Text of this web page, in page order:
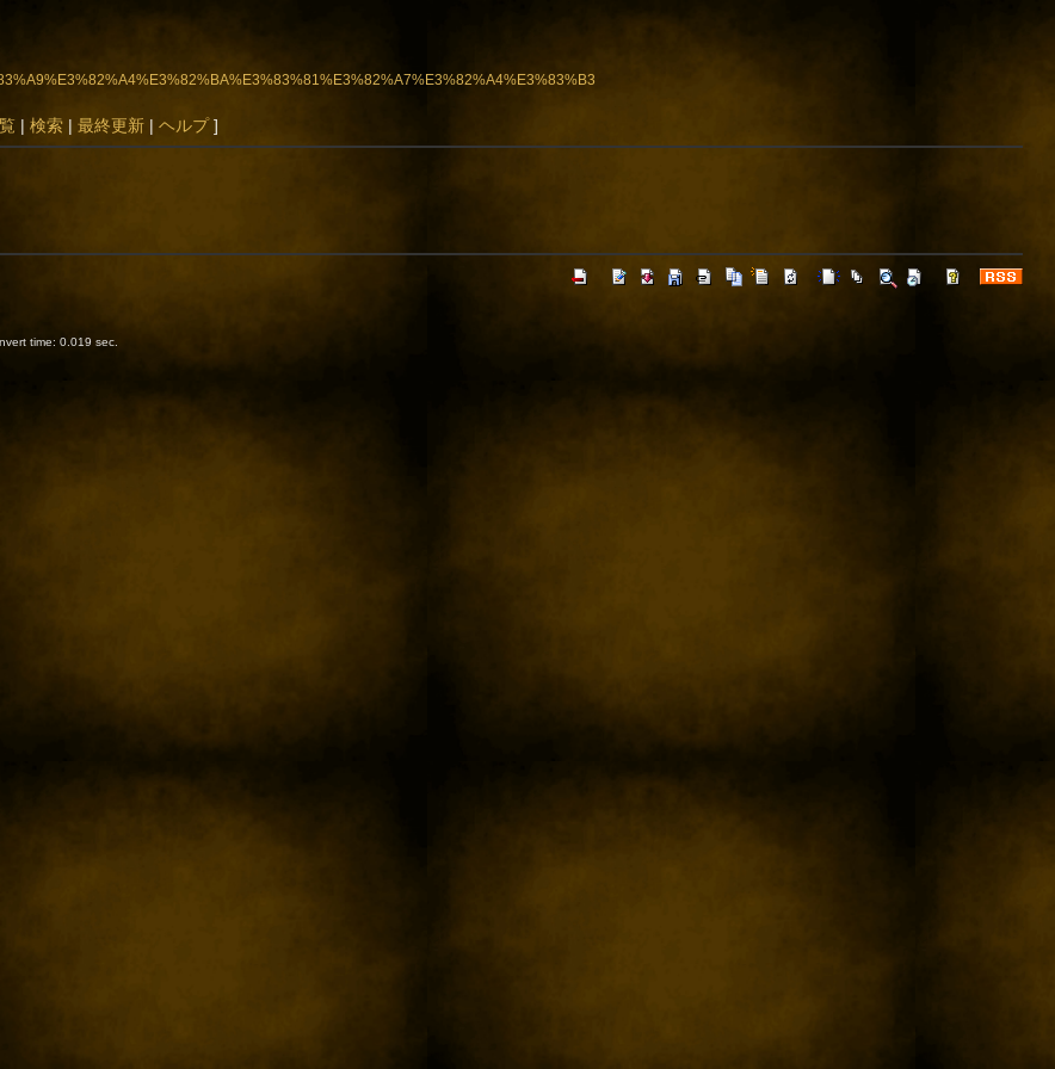
| 検索| 最終更新| ヘルプ]
time: 0.019 sec.